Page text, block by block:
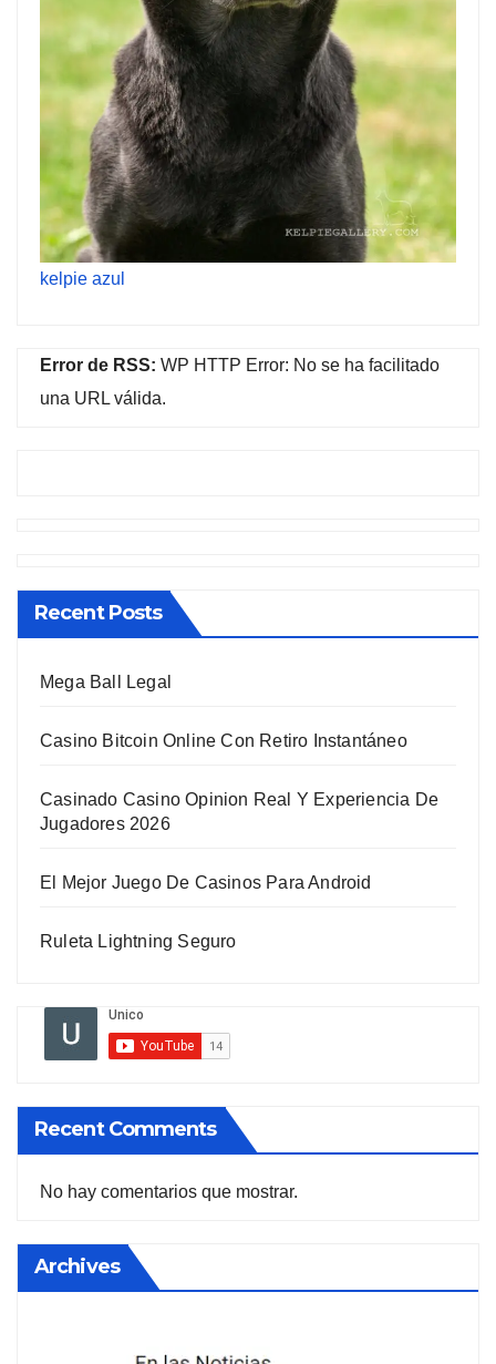
kelpie azul
Error de RSS: WP HTTP Error: No se ha facilitado
una URL válida.
Recent Posts
Mega Ball Legal
Casino Bitcoin Online Con Retiro Instantáneo
Casinado Casino Opinion Real Y Experiencia De
Jugadores 2026
El Mejor Juego De Casinos Para Android
Ruleta Lightning Seguro
Recent Comments
No hay comentarios que mostrar.
Archives